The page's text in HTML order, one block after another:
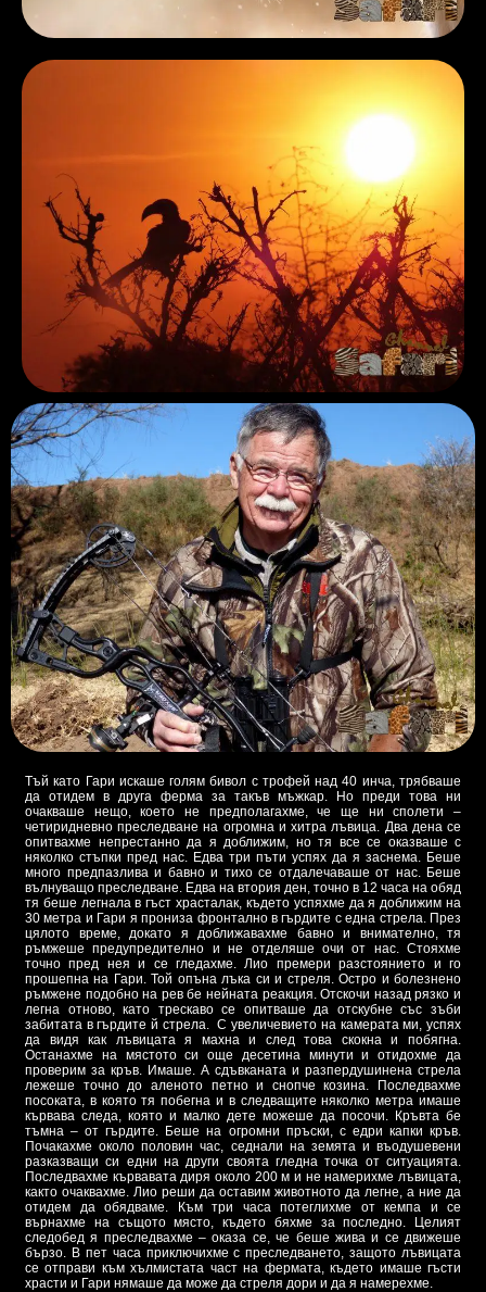
Тъй като Гари искаше голям бивол с трофей над 40 инча, трябваше
да отидем в друга ферма за такъв мъжкар. Но преди това ни
очакваше нещо, което не предполагахме, че ще ни сполети –
четиридневно преследване на огромна и хитра лъвица. Два дена се
опитвахме непрестанно да я доближим, но тя все се оказваше с
няколко стъпки пред нас. Едва три пъти успях да я заснема. Беше
много предпазлива и бавно и тихо се отдалечаваше от нас. Беше
вълнуващо преследване. Едва на втория ден, точно в 12 часа на обяд
тя беше легнала в гъст храсталак, където успяхме да я доближим на
30 метра и Гари я прониза фронтално в гърдите с една стрела. През
цялото време, докато я доближавахме бавно и внимателно, тя
ръмжеше предупредително и не отделяше очи от нас. Стояхме
точно пред нея и се гледахме. Лио премери разстоянието и го
прошепна на Гари. Той опъна лъка си и стреля. Остро и болезнено
ръмжене подобно на рев бе нейната реакция. Отскочи назад рязко и
легна отново, като трескаво се опитваше да отскубне със зъби
забитата в гърдите й стрела. С увеличевието на камерата ми, успях
да видя как лъвицата я махна и след това скокна и побягна.
Останахме на мястото си още десетина минути и отидохме да
проверим за кръв. Имаше. А сдъвканата и разпердушинена стрела
лежеше точно до аленото петно и снопче козина. Последвахме
посоката, в която тя побегна и в следващите няколко метра имаше
кървава следа, която и малко дете можеше да посочи. Кръвта бе
тъмна – от гърдите. Беше на огромни пръски, с едри капки кръв.
Почакахме около половин час, седнали на земята и въодушевени
разказващи си едни на други своята гледна точка от ситуацията.
Последвахме кървавата диря около 200 м и не намерихме лъвицата,
както очаквахме. Лио реши да оставим животното да легне, а ние да
отидем да обядваме. Към три часа потеглихме от кемпа и се
върнахме на същото място, където бяхме за последно. Целият
следобед я преследвахме – оказа се, че беше жива и се движеше
бързо. В пет часа приключихме с преследването, защото лъвицата
се отправи към хълмистата част на фермата, където имаше гъсти
храсти и Гари нямаше да може да стреля дори и да я намерехме.